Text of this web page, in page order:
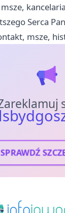
Serca
msze,
SPRAWDŹ